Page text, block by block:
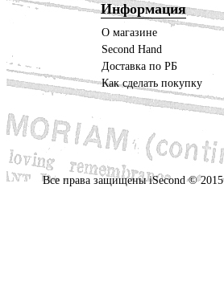
Информация
О магазине
Second Hand
Доставка по РБ
Как сделать покупку
Все права защищены iSecond © 2015